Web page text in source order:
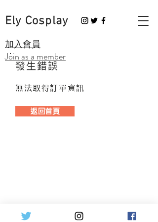
Ely Cosplay
​加入會員
Join as a member
發生錯誤
無法取得訂單資訊
返回首頁